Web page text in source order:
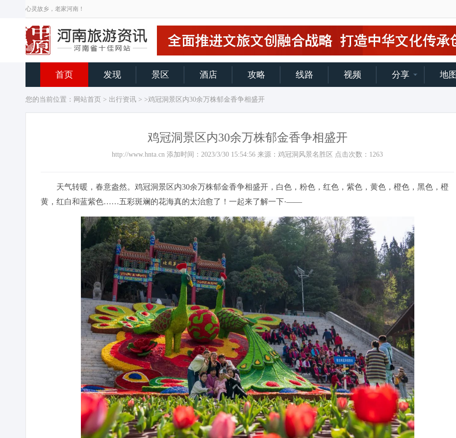
心灵故乡，老家河南！
首页 发现 景区 酒店 攻略 线路 视频 分享 地图
您的当前位置： 网站首页 > 出行资讯 > >鸡冠洞景区内30余万株郁金香争相盛开
鸡冠洞景区内30余万株郁金香争相盛开
http://www.hnta.cn 添加时间：2023/3/30 15:54:56 来源：鸡冠洞风景名胜区 点击次数： 1263
天气转暖，春意盎然。鸡冠洞景区内30余万株郁金香争相盛开，白色，粉色，红色，紫色，黄色，橙色，黑色，橙
黄，红白和蓝紫色……五彩斑斓的花海真的太治愈了！一起来了解一下·——